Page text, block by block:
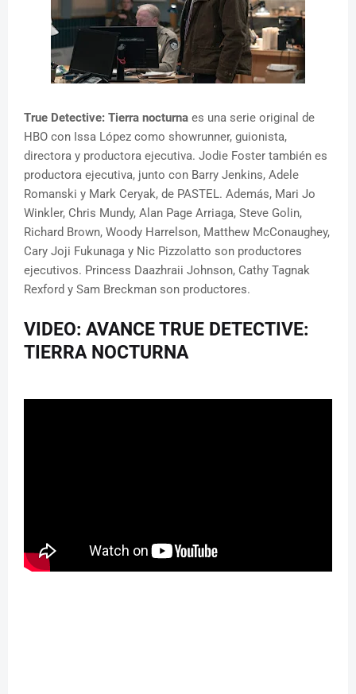
True Detective: Tierra nocturna es una serie original de
HBO con Issa López como showrunner, guionista,
directora y productora ejecutiva. Jodie Foster también es
productora ejecutiva, junto con Barry Jenkins, Adele
Romanski y Mark Ceryak, de PASTEL. Además, Mari Jo
Winkler, Chris Mundy, Alan Page Arriaga, Steve Golin,
Richard Brown, Woody Harrelson, Matthew McConaughey,
Cary Joji Fukunaga y Nic Pizzolatto son productores
ejecutivos. Princess Daazhraii Johnson, Cathy Tagnak
Rexford y Sam Breckman son productores.
VIDEO: AVANCE TRUE DETECTIVE:
TIERRA NOCTURNA